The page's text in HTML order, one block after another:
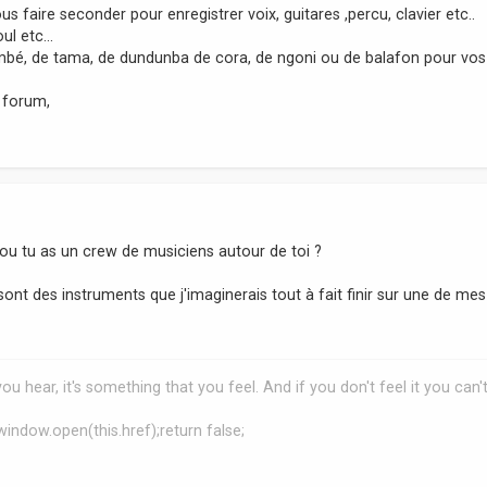
faire seconder pour enregistrer voix, guitares ,percu, clavier etc..
etc...
de tama, de dundunba de cora, de ngoni ou de balafon pour vos
tu as un crew de musiciens autour de toi ?
des instruments que j'imaginerais tout à fait finir sur une de mes
hear, it's something that you feel. And if you don't feel it you
false;